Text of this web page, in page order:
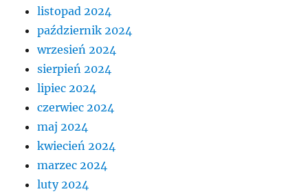
listopad 2024
październik 2024
wrzesień 2024
sierpień 2024
lipiec 2024
czerwiec 2024
maj 2024
kwiecień 2024
marzec 2024
luty 2024